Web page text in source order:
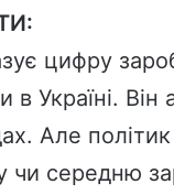
цифру
в Україні.
Але
чи середню